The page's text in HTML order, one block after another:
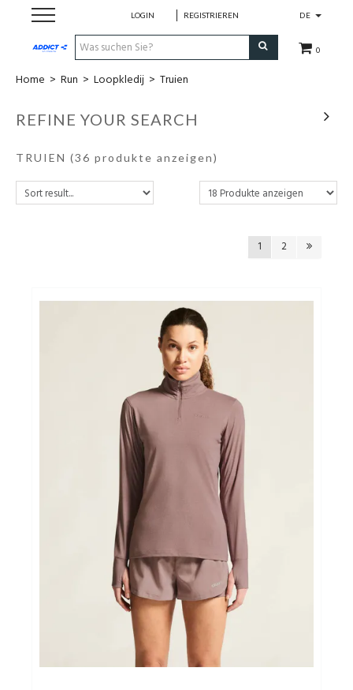
DE
0
LOGIN REGISTRIEREN
Cadeaubon
Loopschoenen
Triathlon
Gezonde levensstijl
Home > Run > Loopkledij > Truien
REFINE YOUR SEARCH
TRUIEN (36 produkte anzeigen)
1 2